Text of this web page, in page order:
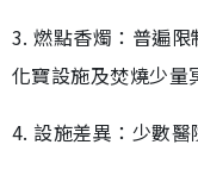
3. 燃點香燭：普遍
化寶設施及焚燒少量
4. 設施差異：少數醫